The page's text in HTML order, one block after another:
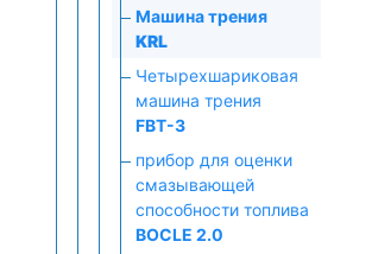
Машина трения
KRL
Четырехшариковая
машина трения
FBT-3
прибор для оценки
смазывающей
способности топлива
BOCLE 2.0